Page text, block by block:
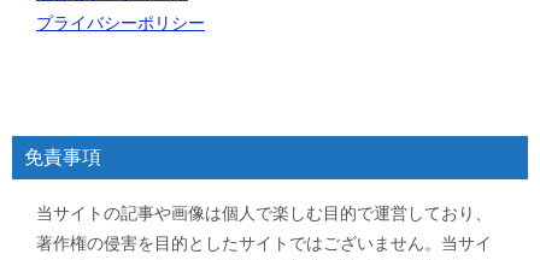
プライバシーポリシー
免責事項
当サイトの記事や画像は個人で楽しむ目的で運営しており、
著作権の侵害を目的としたサイトではございません。当サイ